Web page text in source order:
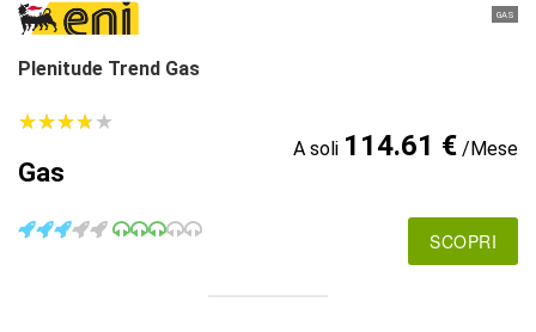
GAS
Plenitude Trend Gas
★★★★★
★★★★★
Gas
A soli 114.61 €/Mese
SCOPRI